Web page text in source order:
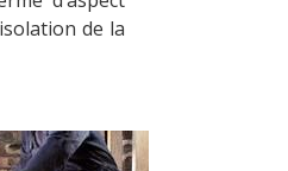
de la